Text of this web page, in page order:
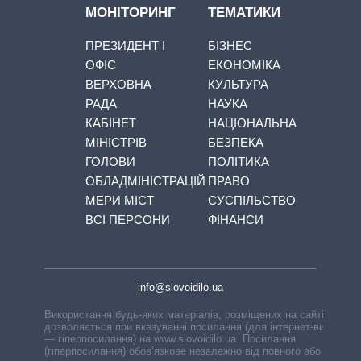
МОНІТОРИНГ
ПРЕЗИДЕНТ І
ОФІС
ВЕРХОВНА
РАДА
КАБІНЕТ
МІНІСТРІВ
ГОЛОВИ
ОБЛАДМІНІСТРАЦІЙ
МЕРИ МІСТ
ВСІ ПЕРСОНИ
ТЕМАТИКИ
БІЗНЕС
ЕКОНОМІКА
КУЛЬТУРА
НАУКА
НАЦІОНАЛЬНА
БЕЗПЕКА
ПОЛІТИКА
ПРАВО
СУСПІЛЬСТВО
ФІНАНСИ
info@slovoidilo.ua
Використання будь-яких матеріалів, розміщених на сайті,
дозволяється при вказуванні посилання (для інтернет-видань
— гіперпосилання) на www.slovoidilo.ua. Посилання
(гіперпосилання) обов’язкове незалежно від повного або